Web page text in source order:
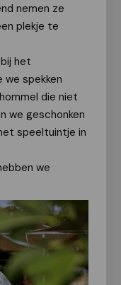
nemen ze
plekje te
het
we spekken
die niet
we geschonken
speeltuintje in
we